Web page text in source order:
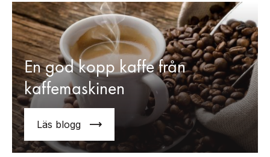
En god kopp kaffe från
kaffemaskinen
Läs blogg